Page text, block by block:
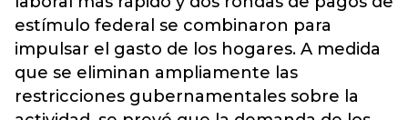
estímulo federal se combinaron para
impulsar el gasto de los hogares. A medida
que se eliminan ampliamente las
restricciones gubernamentales sobre la